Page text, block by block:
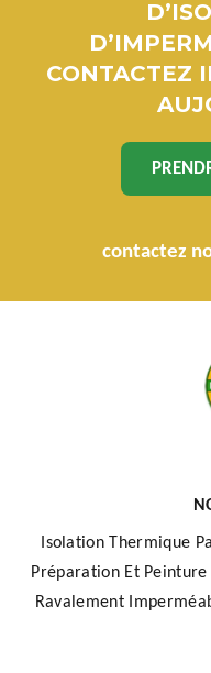
CONTACTEZ
contactez
Isolation Thermique
Préparation Et
Ravalement